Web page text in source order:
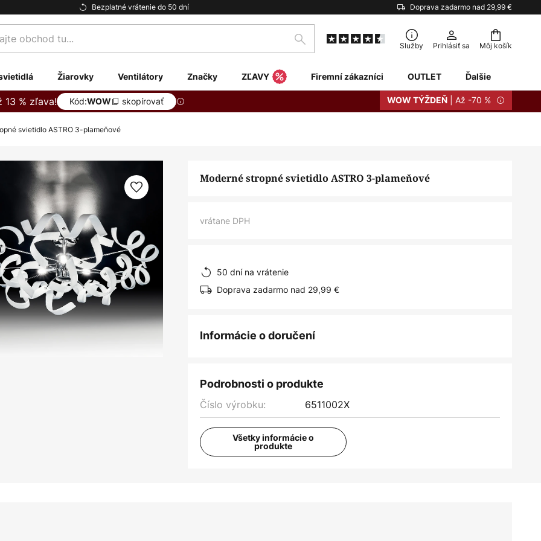
Bezplatné vrátenie do 50 dní Doprava zadarmo nad 29,99 €
Môj košík
Hľadať Služby Prihlásiť sa
Žiarovky Ventilátory Značky ZĽAVY Firemní zákazníci OUTLET Ďalšie
13 % zľava! Kód:WOW skopírovať WOW TÝŽDEŇ | Až -70 %
svietidlo ASTRO 3-plameňové
Moderné stropné svietidlo ASTRO 3-plameňové
vrátane DPH
50 dní na vrátenie
Doprava zadarmo nad 29,99 €
Informácie o doručení
Podrobnosti o produkte
Číslo výrobku: 6511002X
Všetky informácie o
produkte